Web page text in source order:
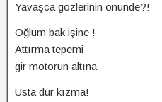
Yavaşca gözlerinin önünde?!
Oğlum bak işine !
Attırma tepemi
gir motorun altına
Usta dur kızma!